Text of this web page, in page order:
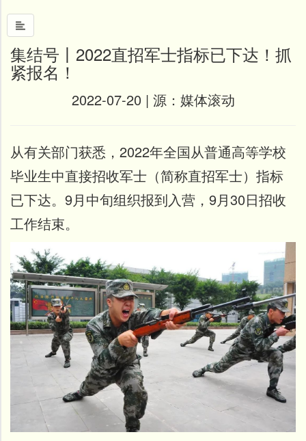
首
风
文
墨
人
新
闻
开
发
社
集结号丨2022直招军士指标已下达！抓
紧报名！
2022-07-20 | 源： 媒体滚动
从有关部门获悉，2022年全国从普通高等学校
毕业生中直接招收军士（简称直招军士）指标
已下达。9月中旬组织报到入营，9月30日招收
工作结束。